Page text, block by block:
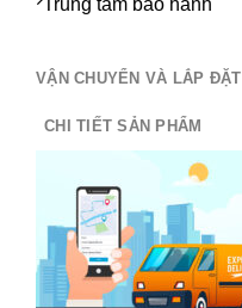
Trung tâm bảo hành
VẬN CHUYỂN VÀ LẮP ĐẶT
CHI TIẾT SẢN PHẨM